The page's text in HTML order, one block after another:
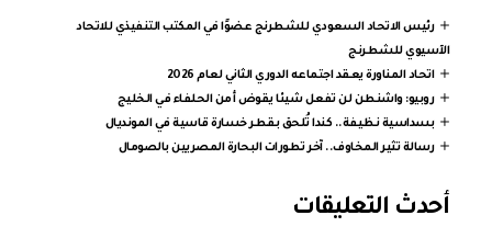
رئيس الاتحاد السعودي للشطرنج عضوًا في المكتب التنفيذي للاتحاد
الآسيوي للشطرنج
اتحاد المناورة يعقد اجتماعه الدوري الثاني لعام 2026
روبيو: واشنطن لن تفعل شيئا يقوض أمن الحلفاء في الخليج
بسداسية نظيفة.. كندا تُلحق بقطر خسارة قاسية في المونديال
رسالة تثير المخاوف.. آخر تطورات البحارة المصريين بالصومال
أحدث التعليقات